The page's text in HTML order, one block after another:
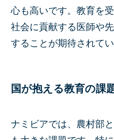
心も高いです。教育を
社会に貢献する医師や
することが期待されてい
国が抱える教育の課
ナミビアでは、農村部